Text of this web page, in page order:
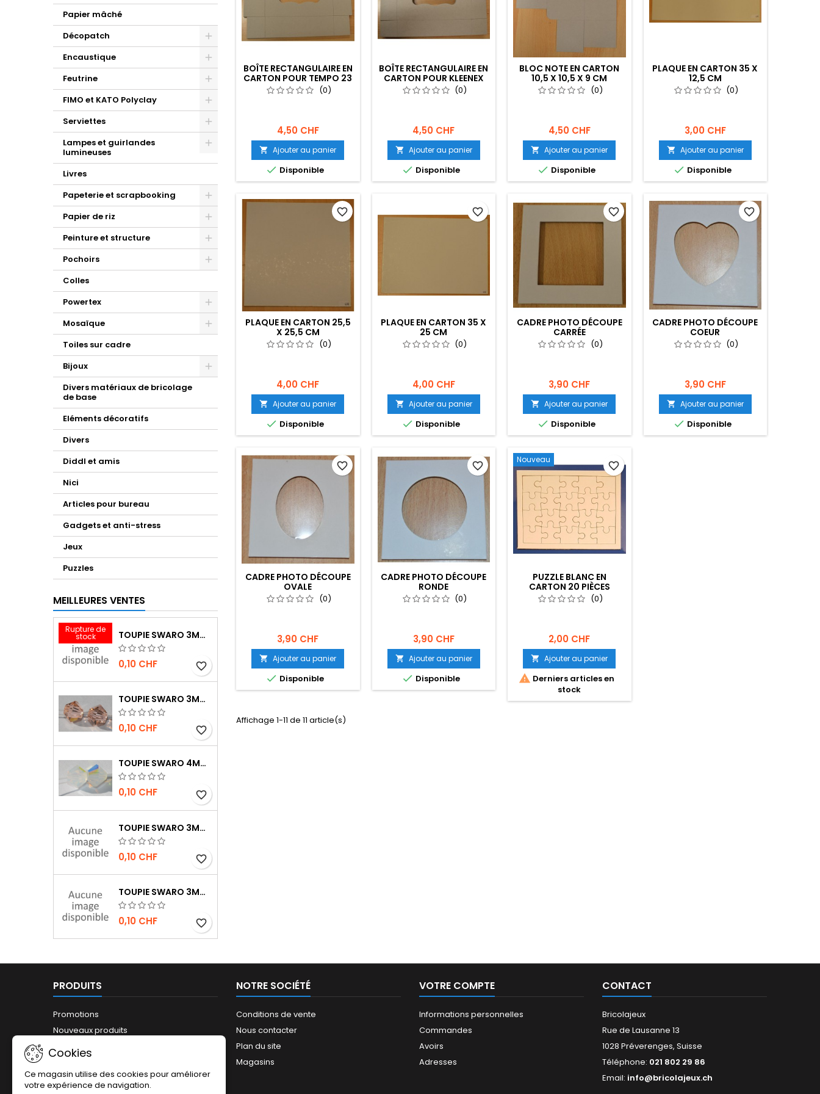
Papier mâché
Décopatch
Encaustique
Feutrine
FIMO et KATO Polyclay
Serviettes
Lampes et guirlandes
lumineuses
Livres
Papeterie et scrapbooking
Papier de riz
Peinture et structure
Pochoirs
Colles
Powertex
Mosaïque
Toiles sur cadre
Bijoux
Divers matériaux de bricolage
de base
Eléments décoratifs
Divers
Diddl et amis
Nici
Articles pour bureau
Gadgets et anti-stress
Jeux
Puzzles
MEILLEURES VENTES
Rupture de
stock TOUPIE SWARO 3MM INDIAN RED
0,10 CHF favorite_border
TOUPIE SWARO 3MM LIGHT PEACH
0,10 CHF favorite_border
TOUPIE SWARO 4MM WHITE OPAL AB
0,10 CHF favorite_border
TOUPIE SWARO 3MM JET AB
0,10 CHF favorite_border
TOUPIE SWARO 3MM JET HÉMATITE 2X
0,10 CHF favorite_border
BOÎTE RECTANGULAIRE EN
CARTON POUR TEMPO 23
X 12 X 7 CM(0)
4,50 CHF
 Ajouter au panier
 Disponible
BOÎTE RECTANGULAIRE EN
CARTON POUR KLEENEX
23 X 12 X 5 CM
(0)
4,50 CHF
 Ajouter au panier
 Disponible
BLOC NOTE EN CARTON
10,5 X 10,5 X 9 CM
(0)
4,50 CHF
 Ajouter au panier
 Disponible
PLAQUE EN CARTON 35 X
12,5 CM
(0)
3,00 CHF
 Ajouter au panier
 Disponible
PLAQUE EN CARTON 25,5
X 25,5 CM
(0)
4,00 CHF
 Ajouter au panier
 Disponible
favorite_border
PLAQUE EN CARTON 35 X
25 CM
(0)
4,00 CHF
 Ajouter au panier
 Disponible
favorite_border
CADRE PHOTO DÉCOUPE
CARRÉE
(0)
3,90 CHF
 Ajouter au panier
 Disponible
favorite_border
CADRE PHOTO DÉCOUPE
COEUR
(0)
3,90 CHF
 Ajouter au panier
 Disponible
favorite_border
CADRE PHOTO DÉCOUPE
OVALE
(0)
3,90 CHF
 Ajouter au panier
 Disponible
favorite_border
CADRE PHOTO DÉCOUPE
RONDE
(0)
3,90 CHF
 Ajouter au panier
 Disponible
favorite_border
Nouveau
PUZZLE BLANC EN
CARTON 20 PIÈCES
(0)
2,00 CHF
 Ajouter au panier
 Derniers articles en
stock
favorite_border
Affichage 1-11 de 11 article(s)
PRODUITS
Promotions
Nouveaux produits
NOTRE SOCIÉTÉ
Conditions de vente
Nous contacter
Plan du site
Magasins
VOTRE COMPTE
Informations personnelles
Commandes
Avoirs
Adresses
CONTACT
Bricolajeux
Rue de Lausanne 13
1028 Préverenges, Suisse
Téléphone: 021 802 29 86
Email: info@bricolajeux.ch
Cookies
Ce magasin utilise des cookies pour améliorer
votre expérience de navigation.